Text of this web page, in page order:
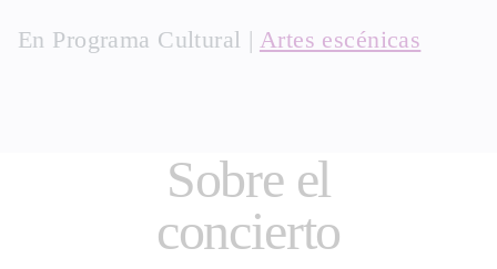
En Programa Cultural | Artes escénicas
Sobre el
concierto